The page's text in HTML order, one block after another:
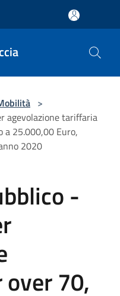
>
agevolazione tariffaria
a 25.000,00 Euro,
2020
-
70,